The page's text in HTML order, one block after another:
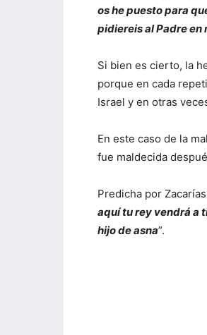
os he puesto para
pidiereis al Padre en
Si bien es cierto, la
porque en cada
Israel y en otras
En este caso de la
fue maldecida
Predicha por
aquí tu rey vendrá a
hijo de asna”.